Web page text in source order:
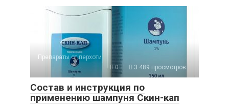
Препараты от перхоти
0
3 489 просмотров
Состав и инструкция по
применению шампуня Скин-кап